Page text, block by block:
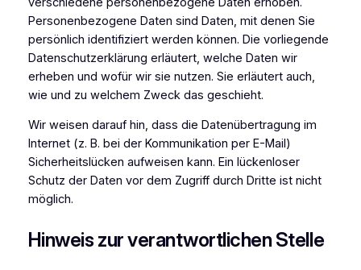
Personenbezogene Daten sind Daten, mit denen Sie
persönlich identifiziert werden können. Die vorliegende
Datenschutzerklärung erläutert, welche Daten wir
erheben und wofür wir sie nutzen. Sie erläutert auch,
wie und zu welchem Zweck das geschieht.
Wir weisen darauf hin, dass die Datenübertragung im
Internet (z. B. bei der Kommunikation per E-Mail)
Sicherheitslücken aufweisen kann. Ein lückenloser
Schutz der Daten vor dem Zugriff durch Dritte ist nicht
möglich.
Hinweis zur verantwortlichen Stelle